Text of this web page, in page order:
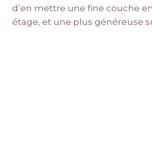
d’en mettre une fine couche
étage, et une plus généreuse